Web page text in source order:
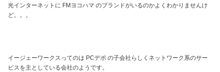
光インターネットに FMヨコハマ のブランドがいるのかよくわかりませんけ
ど。。。
イージェーワークスってのは PCデポ の子会社らしくネットワーク系のサー
ビスを主としている会社のようです。